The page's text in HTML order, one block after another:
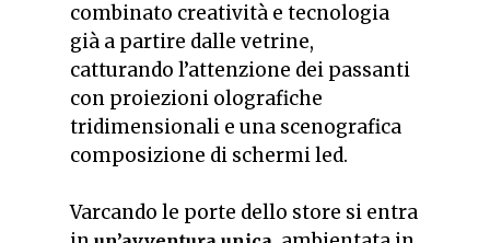
combinato creatività e tecnologia
già a partire dalle vetrine,
catturando l’attenzione dei passanti
con proiezioni olografiche
tridimensionali e una scenografica
composizione di schermi led.
Varcando le porte dello store si entra